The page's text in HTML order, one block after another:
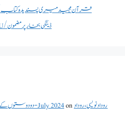
quran majeed essay in urdu/قرآن مجید میری پسندیدہ کتاب
DENGUE ESSAY IN URDU/ڈینگی بخار پر مضمون
دو دوستوں کے درمیان علم کے فوائد پر مکالمہ - July 2024onروداد نویسی ،روداد